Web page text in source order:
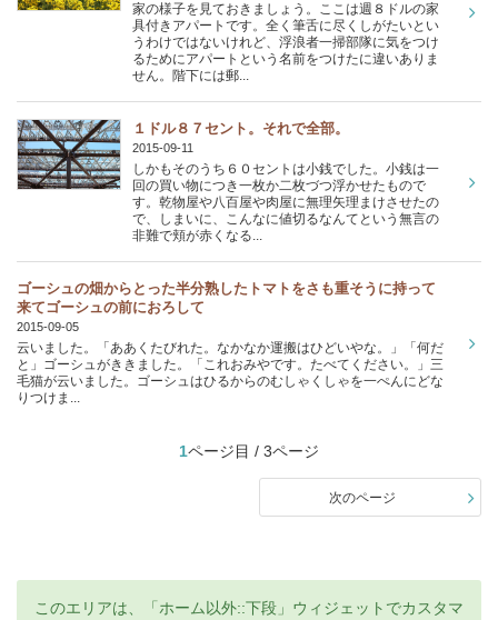
家の様子を見ておきましょう。ここは週８ドルの家
具付きアパートです。全く筆舌に尽くしがたいとい
うわけではないけれど、浮浪者一掃部隊に気をつけ
るためにアパートという名前をつけたに違いありま
せん。階下には郵...
１ドル８７セント。それで全部。
2015-09-11
しかもそのうち６０セントは小銭でした。小銭は一
回の買い物につき一枚か二枚づつ浮かせたもので
す。乾物屋や八百屋や肉屋に無理矢理まけさせたの
で、しまいに、こんなに値切るなんてという無言の
非難で頬が赤くなる...
ゴーシュの畑からとった半分熟したトマトをさも重そうに持って
来てゴーシュの前におろして
2015-09-05
云いました。「ああくたびれた。なかなか運搬はひどいやな。」「何だ
と」ゴーシュがききました。「これおみやです。たべてください。」三
毛猫が云いました。ゴーシュはひるからのむしゃくしゃを一ぺんにどな
りつけま...
1ページ目 / 3ページ
次のページ
このエリアは、「ホーム以外::下段」ウィジェットでカスタマ